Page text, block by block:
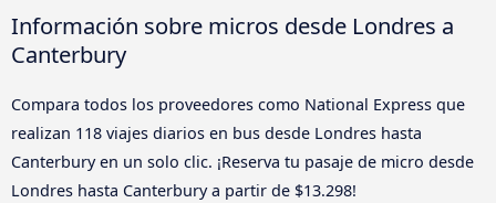
Información sobre micros desde Londres a
Canterbury
Compara todos los proveedores como National Express que
realizan 118 viajes diarios en bus desde Londres hasta
Canterbury en un solo clic. ¡Reserva tu pasaje de micro desde
Londres hasta Canterbury a partir de $13.298!